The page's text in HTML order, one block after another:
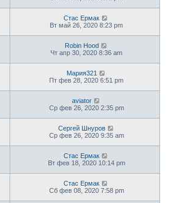
Стас Ермак
Вт май 26, 2020 8:23 pm
Robin Hood
Чт апр 30, 2020 8:36 am
Мария321
Пт фев 28, 2020 6:51 pm
aviator
Ср фев 26, 2020 2:35 pm
Сергей Шнуров
Ср фев 26, 2020 9:35 am
Стас Ермак
Вт фев 18, 2020 10:14 pm
Стас Ермак
Сб фев 08, 2020 7:58 pm